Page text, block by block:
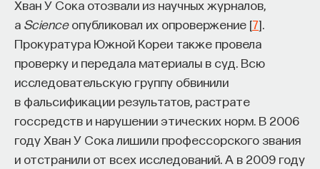
Хван У Сока отозвали из научных журналов,
а Scienceопубликовал их опровержение [7].
Прокуратура Южной Кореи также провела
проверку и передала материалы в суд. Всю
исследовательскую группу обвинили
в фальсификации результатов, растрате
госсредств и нарушении этических норм. В 2006
году Хван У Сока лишили профессорского звания
и отстранили от всех исследований. А в 2009 году